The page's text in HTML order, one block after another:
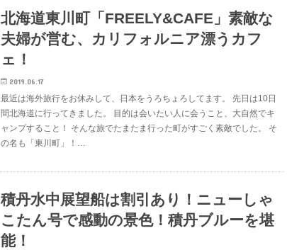
北海道東川町「FREELY&CAFE」素敵な
夫婦が営む、カリフォルニア漂うカフ
ェ！
2019.06.17
最近は海外旅行をお休みして、日本をうろちょろしてます。 先日は10日
間北海道に行ってきました。 目的は会いたい人に会うこと、大自然でキ
ャンプすること！ そんな旅でたまたま行った町がすごく素敵でした。 そ
の名も「東川町」！…
積丹水中展望船は割引あり！ニューしゃ
こたん号で感動の景色！積丹ブルーを堪
能！